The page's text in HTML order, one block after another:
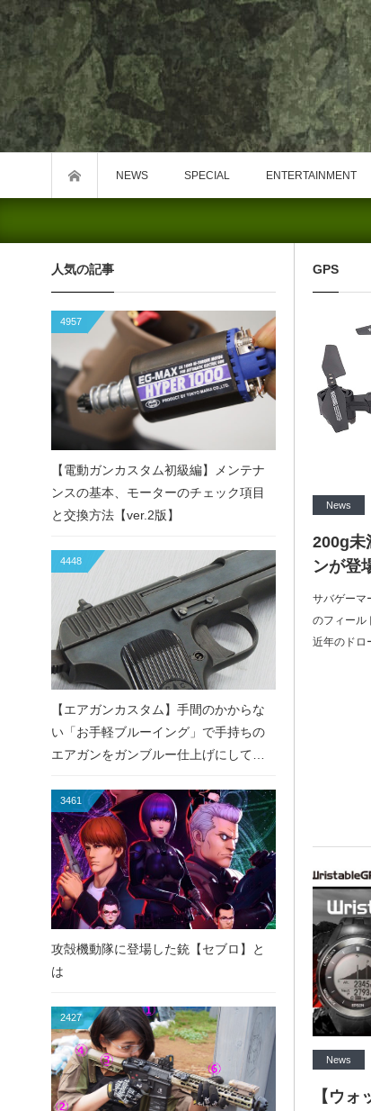
NEWS SPECIAL ENTERTAINMENT
GPS
News
200g未
ンが登
サバゲーマ
のフィール
近年のドロ
News
【ウ
人気の記事
4957
【電動ガンカスタム初級編】メンテナ
ンスの基本、モーターのチェック項目
と交換方法【ver.2版】
4448
【エアガンカスタム】手間のかからな
い「お手軽ブルーイング」で手持ちの
エアガンをガンブルー仕上げにしてみ
3461
攻殻機動隊に登場した銃【セブロ】と
は
2427